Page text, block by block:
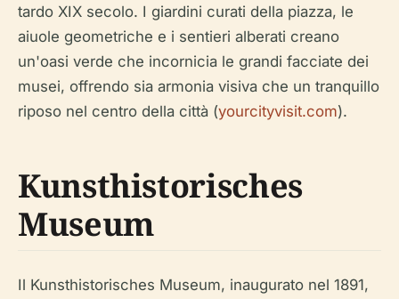
tardo XIX secolo. I giardini curati della piazza, le
aiuole geometriche e i sentieri alberati creano
un'oasi verde che incornicia le grandi facciate dei
musei, offrendo sia armonia visiva che un tranquillo
riposo nel centro della città (yourcityvisit.com).
Kunsthistorisches
Museum
Il Kunsthistorisches Museum, inaugurato nel 1891,